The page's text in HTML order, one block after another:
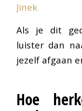
Jinek
Als je dit
luister dan
jezelf afgaan
Hoe